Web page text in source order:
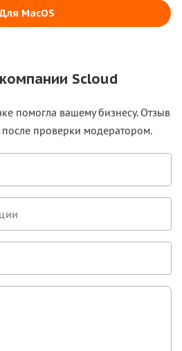
Для MacOS
Scloud
помогла вашему бизнесу. Отзыв
проверки модератором.